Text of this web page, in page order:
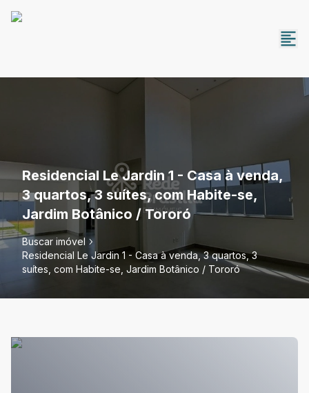
Residencial Le Jardin 1 - Casa à venda,
3 quartos, 3 suítes, com Habite-se,
Jardim Botânico / Tororó
Buscar imóvel
Residencial Le Jardin 1 - Casa à venda, 3 quartos, 3
suítes, com Habite-se, Jardim Botânico / Tororó